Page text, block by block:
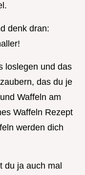
denk dran:
loslegen und das
das du je
Waffeln am
Waffeln Rezept
werden dich
du ja auch mal